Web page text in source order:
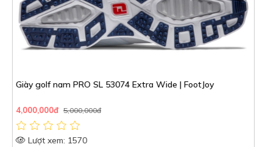
GIÀY FOOTJOY_56985_2025
6,200,000đ
Lượt xem: 1630